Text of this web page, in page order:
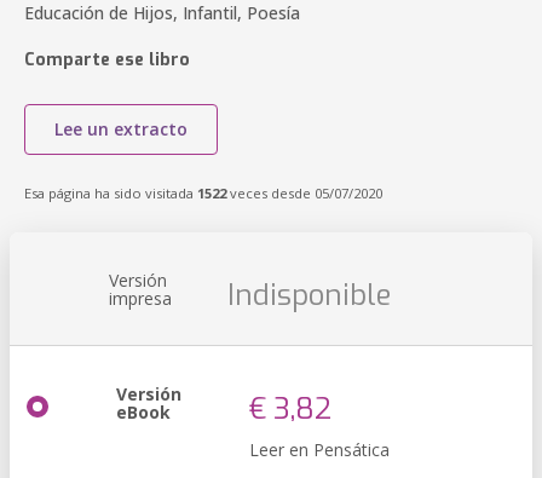
Educación de Hijos, Infantil, Poesía
Comparte ese libro
Lee un extracto
Esa página ha sido visitada 1522veces desde 05/07/2020
Versión
impresa Indisponible
Versión
eBook € 3,82
Leer en Pensática